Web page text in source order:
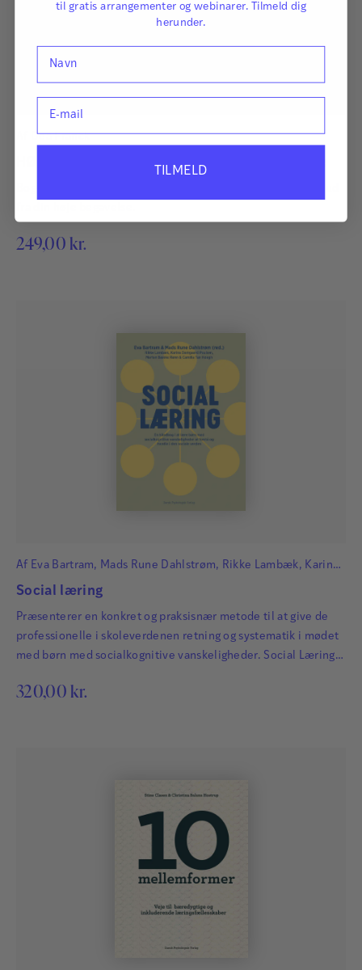
Dea Franck
HØJTBEGAVET - En guide til store børn og unge
249,00 kr.
Af Eva Bartram, Mads Rune Dahlstrøm, Rikke Lambæk, Karina
Damgaard Poulsen
Social læring
Præsenterer en konkret og praksisnær metode til at give de
professionelle i skoleverdenen retning og systematik i mødet
med børn med socialkognitive vanskeligheder. Social Læring-
programmet.
320,00 kr.
til gratis arrangementer og webinarer. Tilmeld dig
herunder.
Navn
E-mail
TILMELD